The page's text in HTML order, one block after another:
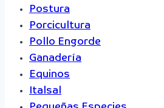
Postura
Porcicultura
Pollo Engorde
Ganadería
Equinos
Italsal